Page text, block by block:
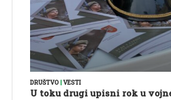
DRUŠTVO VESTI
U toku drugi upisni rok u